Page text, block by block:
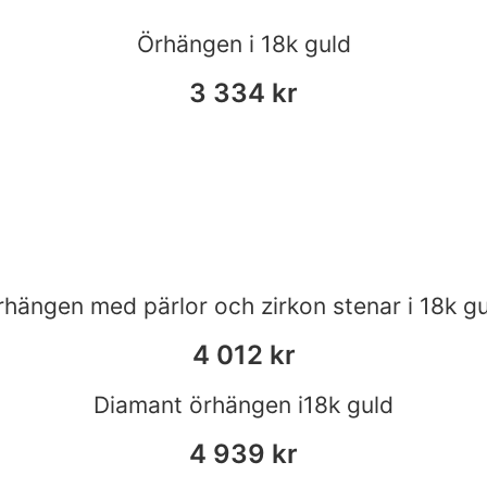
Örhängen i 18k guld
3 334 kr
med pärlor och zirkon stenar i 18k
4 012 kr
Diamant örhängen i18k guld
4 939 kr